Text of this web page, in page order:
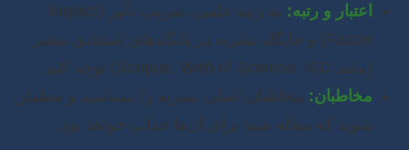
اعتبار و رتبه:
به رتبه علمی، ضریب تأثیر (Impact
Factor) و جایگاه نشریه در پایگاه‌های استنادی معتبر
(مانند Scopus, Web of Science, ISC) توجه کنید.
مخاطبان: مخاطبان اصلی نشریه را بشناسید و مطمئن
شوید که مقاله شما برای آن‌ها جذاب خواهد بود.